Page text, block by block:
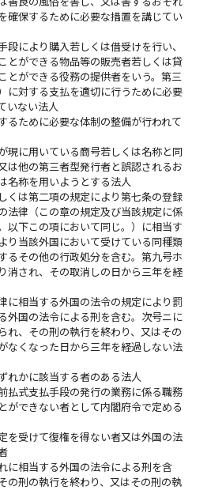
確保するために必要な措置を講じてい
段により購入若しくは借受けを行い、
とができる物品等の販売者若しくは貸
とができる役務の提供者をいう。第三
に対する支払を適切に行うために必要
いない法人
るために必要な体制の整備が行われて
現に用いている商号若しくは名称と同
は他の第三者型発行者と誤認されるお
名称を用いようとする法人
くは第二項の規定により第七条の登録
法律（この章の規定及び当該規定に係
以下この項において同じ。）に相当す
り当該外国において受けている同種類
るその他の行政処分を含む。第九号ホ
消され、その取消しの日から三年を経
に相当する外国の法令の規定により罰
外国の法令による刑を含む。次号ニに
れ、その刑の執行を終わり、又はその
なくなった日から三年を経過しない法
れかに該当する者のある法人
払式支払手段の発行の業務に係る職務
ができない者として内閣府令で定める
を受けて復権を得ない者又は外国の法
に相当する外国の法令による刑を含
の刑の執行を終わり、又はその刑の執